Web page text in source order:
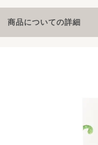
商品についての詳細